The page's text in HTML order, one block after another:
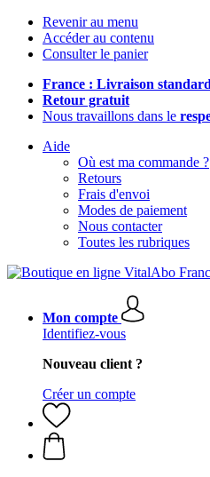
Revenir au menu
Accéder au contenu
Consulter le panier
France : Livraison
Retour gratuit
Nous travaillons dans le
Aide
Où est ma commande ?
Retours
Frais d'envoi
Modes de paiement
Nous contacter
Toutes les rubriques
Mon compte
Identifiez-vous
Nouveau client ?
Créer un compte